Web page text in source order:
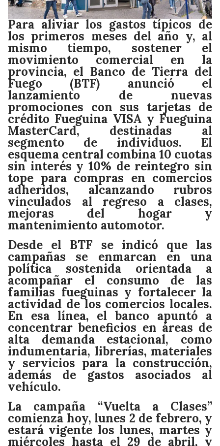
Para aliviar los gastos típicos de
los primeros meses del año y, al
mismo tiempo, sostener el
movimiento comercial en la
provincia, el Banco de Tierra del
Fuego (BTF) anunció el
lanzamiento de nuevas
promociones con sus tarjetas de
crédito Fueguina VISA y Fueguina
MasterCard, destinadas al
segmento de individuos. El
esquema central combina 10 cuotas
sin interés y 10% de reintegro sin
tope para compras en comercios
adheridos, alcanzando rubros
vinculados al regreso a clases,
mejoras del hogar y
mantenimiento automotor.
Desde el BTF se indicó que las
campañas se enmarcan en una
política sostenida orientada a
acompañar el consumo de las
familias fueguinas y fortalecer la
actividad de los comercios locales.
En esa línea, el banco apuntó a
concentrar beneficios en áreas de
alta demanda estacional, como
indumentaria, librerías, materiales
y servicios para la construcción,
además de gastos asociados al
vehículo.
La campaña “Vuelta a Clases”
comienza hoy, lunes 2 de febrero, y
estará vigente los lunes, martes y
miércoles hasta el 29 de abril, y